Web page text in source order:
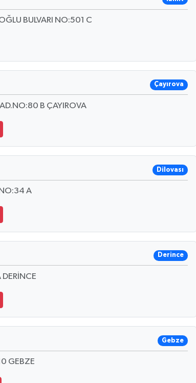
BULVARI NO:501 C
Çayırova
B ÇAYIROVA
Dilovası
A
Derince
Gebze
GEBZE